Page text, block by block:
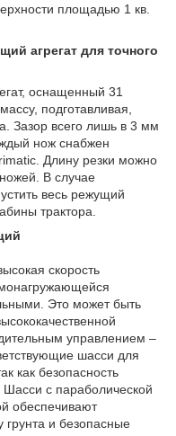
площадью 1 кв.
агрегат для точного
оснащенный 31
подготавливая,
Зазор всего лишь в 3 мм
нож снабжен
Длину резки можно
В случае
весь режущий
трактора.
скорость
Это может быть
управлением –
шасси для
как безопасность
с параболической
обеспечивают
и безопасные